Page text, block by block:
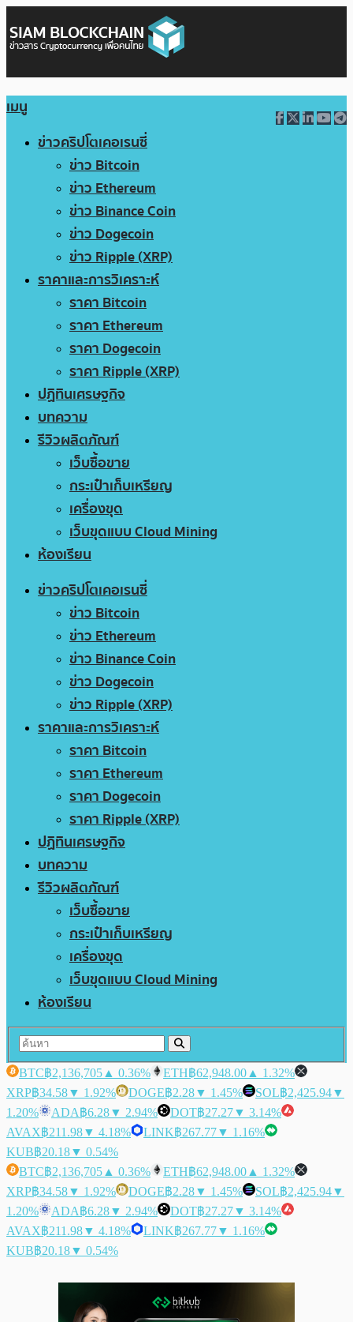
เมนู
ข่าวคริปโตเคอเรนซี่
ข่าว Bitcoin
ข่าว Ethereum
ข่าว Binance Coin
ข่าว Dogecoin
ข่าว Ripple (XRP)
ราคาและการวิเคราะห์
ราคา Bitcoin
ราคา Ethereum
ราคา Dogecoin
ราคา Ripple (XRP)
ปฏิทินเศรษฐกิจ
บทความ
รีวิวผลิตภัณฑ์
เว็บซื้อขาย
กระเป๋าเก็บเหรียญ
เครื่องขุด
เว็บขุดแบบ Cloud Mining
ห้องเรียน
ข่าวคริปโตเคอเรนซี่
ข่าว Bitcoin
ข่าว Ethereum
ข่าว Binance Coin
ข่าว Dogecoin
ข่าว Ripple (XRP)
ราคาและการวิเคราะห์
ราคา Bitcoin
ราคา Ethereum
ราคา Dogecoin
ราคา Ripple (XRP)
ปฏิทินเศรษฐกิจ
บทความ
รีวิวผลิตภัณฑ์
เว็บซื้อขาย
กระเป๋าเก็บเหรียญ
เครื่องขุด
เว็บขุดแบบ Cloud Mining
ห้องเรียน
BTC฿2,136,705 ▲ 0.36% ETH฿62,948.00 ▲ 1.32%
XRP฿34.58▼ 1.92% DOGE฿2.28▼ 1.45% SOL฿2,425.94▼
1.20%
ADA฿6.28▼ 2.94% DOT฿27.27▼ 3.14%
AVAX฿211.98▼ 4.18% LINK฿267.77▼ 1.16%
KUB฿20.18▼ 0.54%
BTC฿2,136,705 ▲ 0.36% ETH฿62,948.00 ▲ 1.32%
XRP฿34.58▼ 1.92% DOGE฿2.28▼ 1.45% SOL฿2,425.94▼
1.20%
ADA฿6.28▼ 2.94% DOT฿27.27▼ 3.14%
AVAX฿211.98▼ 4.18% LINK฿267.77▼ 1.16%
KUB฿20.18▼ 0.54%